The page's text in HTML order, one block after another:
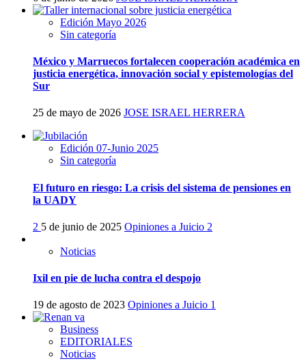
Edición Mayo 2026
Sin categoría
México y Marruecos fortalecen cooperación académica en
justicia energética, innovación social y epistemologías del
Sur
25 de mayo de 2026 JOSE ISRAEL HERRERA
Edición 07-Junio 2025
Sin categoría
El futuro en riesgo: La crisis del sistema de pensiones en
la UADY
2 5 de junio de 2025 Opiniones a Juicio 2
Noticias
Ixil en pie de lucha contra el despojo
19 de agosto de 2023 Opiniones a Juicio 1
Business
EDITORIALES
Noticias